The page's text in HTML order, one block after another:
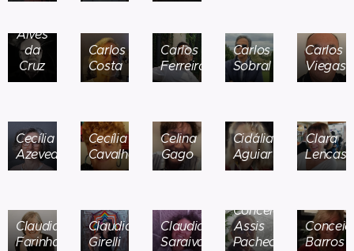
Alves
da
Cruz
Carlos
Costa
Carlos
Ferreira
Carlos
Sobral
Carlos
Viegas
Cecília
Azevedo
Cecília
Cavalheiro
Celina
Gago
Cidália
Aguiar
Clara
Claudia
Farinha
Claudia
Girelli
Claudia
Saraiva
Conceição
Assis
Pacheco
Barros